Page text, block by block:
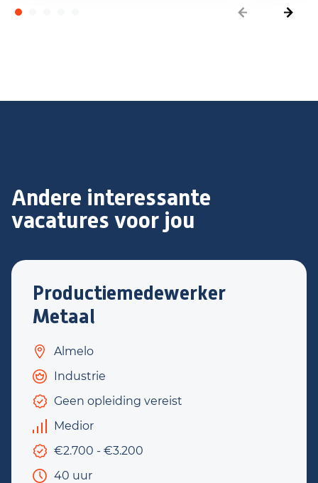
Andere interessante
vacatures voor jou
Productiemedewerker
Metaal
Almelo
Industrie
Geen opleiding vereist
Medior
€2.700 - €3.200
40 uur